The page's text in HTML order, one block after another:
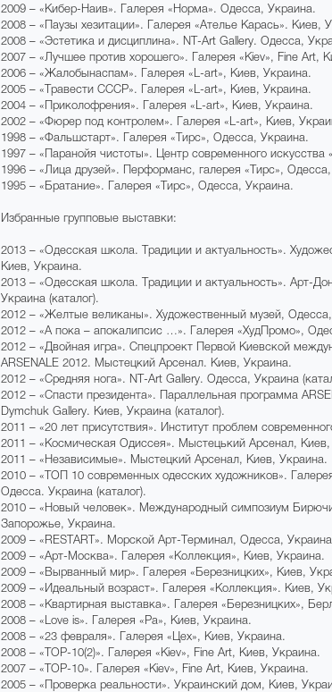
2009 – «Кибер-Наив». Галерея «Норма». Одесса, Украина.
2008 – «Паузы хезитации». Галерея «Ателье Карась». Киев,
2008 – «Эстетика и дисциплина». NT-Аrt Gallery. Одесса,
2007 – «Лучшее против хорошего». Галерея «Kiev», Fine Art,
2006 – «Жалобынаспам». Галерея «L-art», Киев, Украина.
2005 – «Травести СССР». Галерея «L-art», Киев, Украина.
2004 – «Приколофрения». Галерея «L-art», Киев, Украина.
2002 – «Фюрер под контролем». Галерея «L-art», Киев,
1998 – «Фальшстарт». Галерея «Тирс», Одесса, Украина.
1997 – «Паранойя чистоты». Центр современного искусства
1996 – «Лица друзей». Перформанс, галерея «Тирс»,
1995 – «Братание». Галерея «Тирс», Одесса, Украина.
Избранные групповые выставки:
2013 – «Одесская школа. Традиции и актуальность».
Киев, Украина.
2013 – «Одесская школа. Традиции и актуальность». Арт-
Украина (каталог).
2012 – «Желтые великаны». Художественный музей,
2012 – «А пока – апокалипсис …». Галерея «ХудПромо»,
2012 – «Двойная игра». Спецпроект Первой Киевской
ARSENALE 2012. Мыстецкий Арсенал. Киев, Украина.
2012 – «Средняя нога». NT-Аrt Gallery. Одесса, Украина
2012 – «Спасти президента». Параллельная программа
Dymchuk Gallery. Киев, Украина (каталог).
2011 – «20 лет присутствия». Институт проблем
2011 – «Космическая Одиссея». Мыстецький Арсенал, Киев,
2011 – «Независимые». Мыстецкий Арсенал, Киев, Украина.
2010 – «ТОП 10 современных одесских художников».
Одесса. Украина (каталог).
2010 – «Новый человек». Международный симпозиум
Запорожье, Украина.
2009 – «RESTART». Морской Арт-Терминал, Одесса,
2009 – «Арт-Москва». Галерея «Коллекция», Киев, Украина.
2009 – «Вырванный мир». Галерея «Березницких», Киев,
2009 – «Идеальный возраст». Галерея «Коллекция». Киев,
2008 – «Квартирная выставка». Галерея «Березницких»,
2008 – «Love is». Галерея «Ра», Киев, Украина.
2008 – «23 февраля». Галерея «Цех», Киев, Украина.
2008 – «TOP-10(2)». Галерея «Kiev», Fine Art, Киев, Украина.
2007 – «TOP-10». Галерея «Kiev», Fine Art, Киев, Украина.
2005 – «Проверка реальности». Украинский дом, Киев,